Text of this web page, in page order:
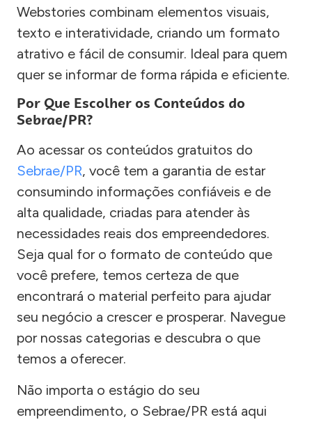
Webstories combinam elementos visuais,
texto e interatividade, criando um formato
atrativo e fácil de consumir. Ideal para quem
quer se informar de forma rápida e eficiente.
Por Que Escolher os Conteúdos do
Sebrae/PR?
Ao acessar os conteúdos gratuitos do
Sebrae/PR, você tem a garantia de estar
consumindo informações confiáveis e de
alta qualidade, criadas para atender às
necessidades reais dos empreendedores.
Seja qual for o formato de conteúdo que
você prefere, temos certeza de que
encontrará o material perfeito para ajudar
seu negócio a crescer e prosperar. Navegue
por nossas categorias e descubra o que
temos a oferecer.
Não importa o estágio do seu
empreendimento, o Sebrae/PR está aqui